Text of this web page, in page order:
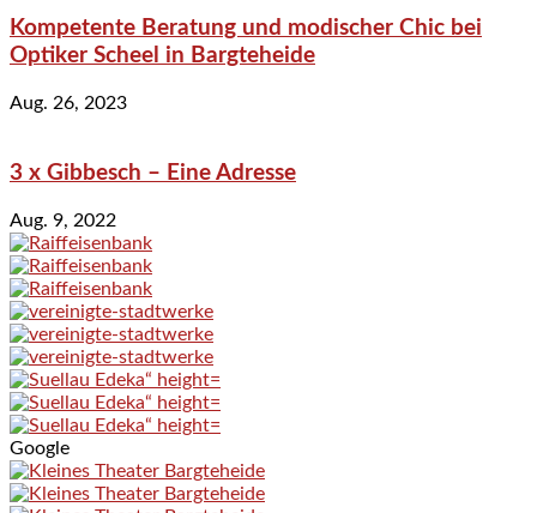
Kompetente Beratung und modischer Chic bei
Optiker Scheel in Bargteheide
Aug. 26, 2023
3 x Gibbesch – Eine Adresse
Aug. 9, 2022
Google